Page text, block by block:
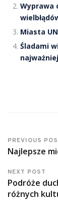
Wyprawa
Miasta
Śladami
PREVIOUS
Najlepsze
NEXT POST
Podróże
różnych